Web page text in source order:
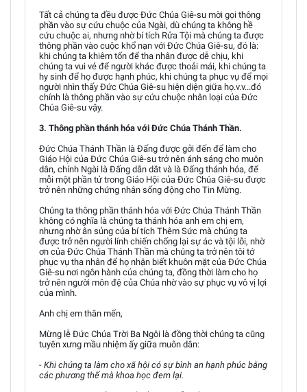
Tất cả chúng ta đều được Đức Chúa Giê-su mời gọi thông
phần vào sự cứu chuộc của Ngài, dù chúng ta không hề
cứu chuộc ai, nhưng nhờ bí tích Rửa Tội mà chúng ta được
thông phần vào cuộc khổ nạn với Đức Chúa Giê-su, đó là:
khi chúng ta khiêm tốn để tha nhân được dễ chịu, khi
chúng ta vui vẻ để người khác được thoải mái, khi chúng ta
hy sinh để họ được hạnh phúc, khi chúng ta phục vụ để mọi
người nhìn thấy Đức Chúa Giê-su hiện diện giữa họ.v.v...đó
chính là thông phần vào sự cứu chuộc nhân loại của Đức
Chúa Giê-su vậy.
3. Thông phần thánh hóa với Đức Chúa Thánh Thần.
Đức Chúa Thánh Thần là Đấng được gởi đến để làm cho
Giáo Hội của Đức Chúa Giê-su trở nên ánh sáng cho muôn
dân, chính Ngài là Đấng dẫn dắt và là Đấng thánh hóa, để
mỗi một phần tử trong Giáo Hội của Đức Chúa Giê-su được
trở nên những chứng nhân sống động cho Tin Mừng.
Chúng ta thông phần thánh hóa với Đức Chúa Thánh Thần
không có nghĩa là chúng ta thánh hóa anh em chị em,
nhưng nhờ ân sủng của bí tích Thêm Sức mà chúng ta
được trở nên người lính chiến chống lại sự ác và tội lỗi, nhờ
ơn của Đức Chúa Thánh Thần mà chúng ta trở nên tôi tớ
phục vụ tha nhân để họ nhận biết khuôn mặt của Đức Chúa
Giê-su nơi ngôn hành của chúng ta, đồng thời làm cho họ
trở nên người môn đệ của Chúa nhờ vào sự phục vụ vô vị lợi
của mình.
Anh chị em thân mến,
Mừng lễ Đức Chúa Trời Ba Ngôi là đồng thời chúng ta cũng
tuyên xưng mầu nhiệm ấy giữa muôn dân:
- Khi chúng ta làm cho xã hội có sự bình an hạnh phúc bằng
các phương thế mà khoa học đem lại.